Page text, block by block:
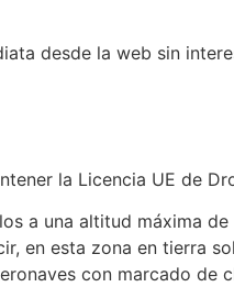
desde la web sin
la Licencia UE de
a una altitud máxima
en esta zona en tierra
con marcado de